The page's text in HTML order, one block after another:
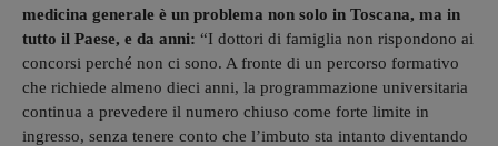
medicina generale è un problema non solo in Toscana, ma in
tutto il Paese, e da anni: “I dottori di famiglia non rispondono ai
concorsi perché non ci sono. A fronte di un percorso formativo
che richiede almeno dieci anni, la programmazione universitaria
continua a prevedere il numero chiuso come forte limite in
ingresso, senza tenere conto che l’imbuto sta intanto diventando